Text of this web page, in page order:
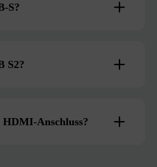
S?
S2?
Anschluss?